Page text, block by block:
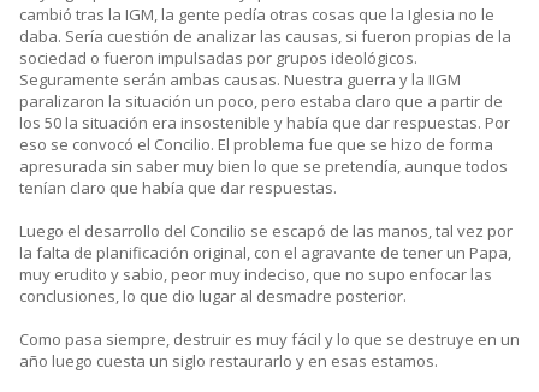
cambió tras la IGM, la gente pedía otras cosas que la Iglesia no le
daba. Sería cuestión de analizar las causas, si fueron propias de la
sociedad o fueron impulsadas por grupos ideológicos.
Seguramente serán ambas causas. Nuestra guerra y la IIGM
paralizaron la situación un poco, pero estaba claro que a partir de
los 50 la situación era insostenible y había que dar respuestas. Por
eso se convocó el Concilio. El problema fue que se hizo de forma
apresurada sin saber muy bien lo que se pretendía, aunque todos
tenían claro que había que dar respuestas.
Luego el desarrollo del Concilio se escapó de las manos, tal vez por
la falta de planificación original, con el agravante de tener un Papa,
muy erudito y sabio, peor muy indeciso, que no supo enfocar las
conclusiones, lo que dio lugar al desmadre posterior.
Como pasa siempre, destruir es muy fácil y lo que se destruye en un
año luego cuesta un siglo restaurarlo y en esas estamos.